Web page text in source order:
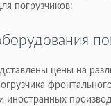
погрузчиков:
цены на
иностранных